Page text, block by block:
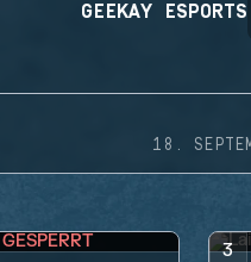
GEEKAY ESPORTS
18.
GESPERRT 3